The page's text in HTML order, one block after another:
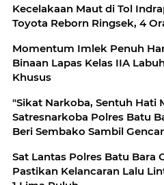
Kecelakaan Maut di Tol
Toyota Reborn Ringsek, 4
Momentum Imlek Penuh
Binaan Lapas Kelas IIA
Khusus
"Sikat Narkoba, Sentuh Hati
Satresnarkoba Polres Batu
Beri Sembako Sambil
Sat Lantas Polres Batu Bara
Pastikan Kelancaran Lalu